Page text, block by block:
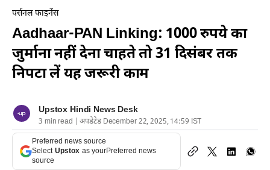
पर्सनल फाइनेंस
Aadhaar-PAN Linking: 1000 रुपये का
जुर्माना नहीं देना चाहते तो 31 दिसंबर तक
निपटा लें यह जरूरी काम
Upstox Hindi News Desk
3 min read | अपडेटेड December 22, 2025, 14:59 IST
Preferred news source
Select Upstox as yourPreferred news
source